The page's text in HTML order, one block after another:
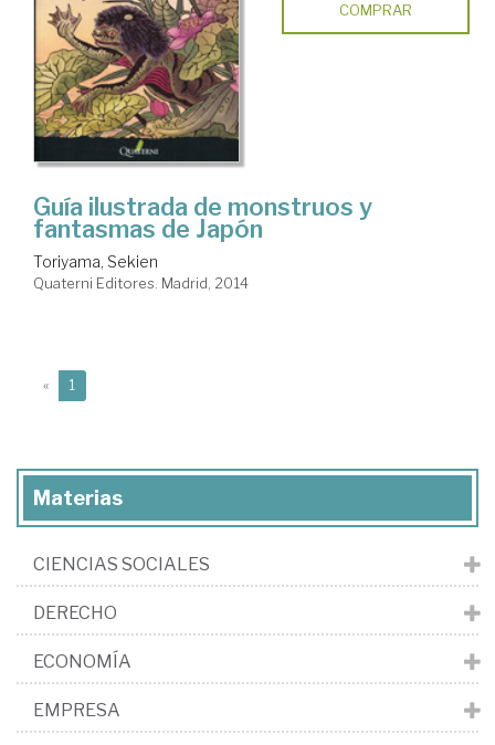
COMPRAR
Guía ilustrada de monstruos y
fantasmas de Japón
Toriyama, Sekien
Quaterni Editores. Madrid, 2014
« 1
Materias
CIENCIAS SOCIALES
DERECHO
ECONOMÍA
EMPRESA